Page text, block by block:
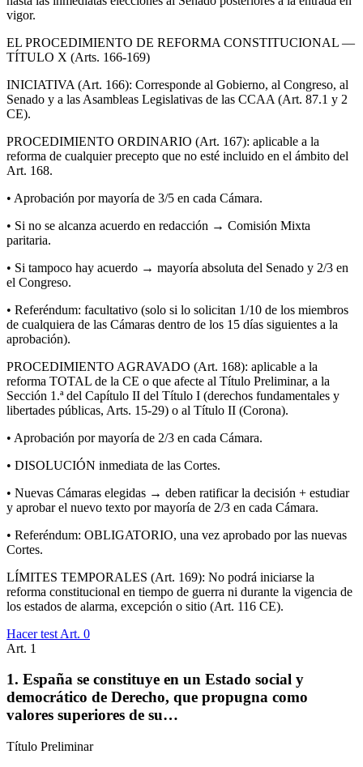
vigor.
EL PROCEDIMIENTO DE REFORMA CONSTITUCIONAL —
TÍTULO X (Arts. 166-169)
INICIATIVA (Art. 166): Corresponde al Gobierno, al Congreso, al
Senado y a las Asambleas Legislativas de las CCAA (Art. 87.1 y 2
CE).
PROCEDIMIENTO ORDINARIO (Art. 167): aplicable a la
reforma de cualquier precepto que no esté incluido en el ámbito del
Art. 168.
• Aprobación por mayoría de 3/5 en cada Cámara.
• Si no se alcanza acuerdo en redacción → Comisión Mixta
paritaria.
• Si tampoco hay acuerdo → mayoría absoluta del Senado y 2/3 en
el Congreso.
• Referéndum: facultativo (solo si lo solicitan 1/10 de los miembros
de cualquiera de las Cámaras dentro de los 15 días siguientes a la
aprobación).
PROCEDIMIENTO AGRAVADO (Art. 168): aplicable a la
reforma TOTAL de la CE o que afecte al Título Preliminar, a la
Sección 1.ª del Capítulo II del Título I (derechos fundamentales y
libertades públicas, Arts. 15-29) o al Título II (Corona).
• Aprobación por mayoría de 2/3 en cada Cámara.
• DISOLUCIÓN inmediata de las Cortes.
• Nuevas Cámaras elegidas → deben ratificar la decisión + estudiar
y aprobar el nuevo texto por mayoría de 2/3 en cada Cámara.
• Referéndum: OBLIGATORIO, una vez aprobado por las nuevas
Cortes.
LÍMITES TEMPORALES (Art. 169): No podrá iniciarse la
reforma constitucional en tiempo de guerra ni durante la vigencia de
los estados de alarma, excepción o sitio (Art. 116 CE).
Hacer test Art. 0
Art. 1
1. España se constituye en un Estado social y
democrático de Derecho, que propugna como
valores superiores de su…
Título Preliminar